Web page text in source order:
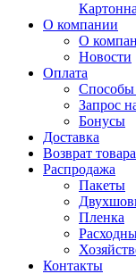
О компании
О
Новости
Оплата
Способы
Запрос
Бонусы
Доставка
Возврат товара
Распродажа
Пакеты
Пленка
Контакты